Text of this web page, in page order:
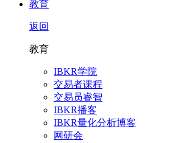
教育
返回
教育
IBKR学院
交易者课程
交易员睿智
IBKR播客
IBKR量化分析博客
网研会